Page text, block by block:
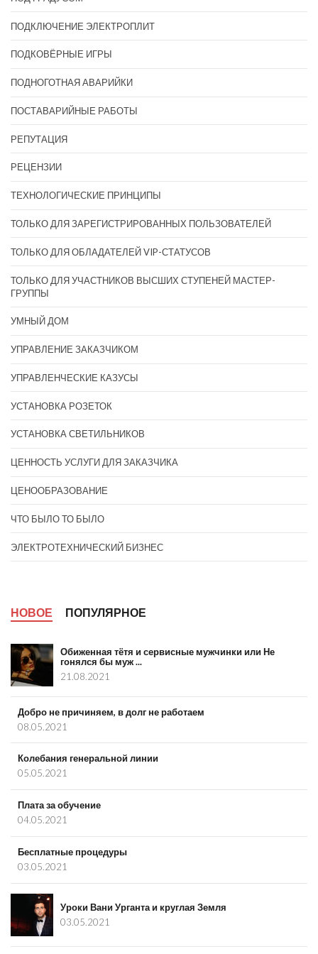
ПОДКЛЮЧЕНИЕ ЭЛЕКТРОПЛИТ
ПОДКОВЁРНЫЕ ИГРЫ
ПОДНОГОТНАЯ АВАРИЙКИ
ПОСТАВАРИЙНЫЕ РАБОТЫ
РЕПУТАЦИЯ
РЕЦЕНЗИИ
ТЕХНОЛОГИЧЕСКИЕ ПРИНЦИПЫ
ТОЛЬКО ДЛЯ ЗАРЕГИСТРИРОВАННЫХ ПОЛЬЗОВАТЕЛЕЙ
ТОЛЬКО ДЛЯ ОБЛАДАТЕЛЕЙ VIP-СТАТУСОВ
ТОЛЬКО ДЛЯ УЧАСТНИКОВ ВЫСШИХ СТУПЕНЕЙ МАСТЕР-
ГРУППЫ
УМНЫЙ ДОМ
УПРАВЛЕНИЕ ЗАКАЗЧИКОМ
УПРАВЛЕНЧЕСКИЕ КАЗУСЫ
УСТАНОВКА РОЗЕТОК
УСТАНОВКА СВЕТИЛЬНИКОВ
ЦЕННОСТЬ УСЛУГИ ДЛЯ ЗАКАЗЧИКА
ЦЕНООБРАЗОВАНИЕ
ЧТО БЫЛО ТО БЫЛО
ЭЛЕКТРОТЕХНИЧЕСКИЙ БИЗНЕС
НОВОЕ ПОПУЛЯРНОЕ
Обиженная тётя и сервисные мужчинки или Не
гонялся бы муж ...
21.08.2021
Добро не причиняем, в долг не работаем
08.05.2021
Колебания генеральной линии
05.05.2021
Плата за обучение
04.05.2021
Бесплатные процедуры
03.05.2021
Уроки Вани Урганта и круглая Земля
03.05.2021